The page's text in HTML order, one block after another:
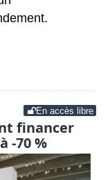
En accès libre
financer
-70 %